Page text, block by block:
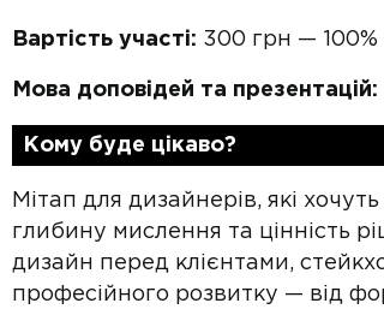
Вартість участі: 300 грн —
Мова доповідей та презентацій:
Кому буде цікаво?
Мітап для дизайнерів, які
глибину мислення та цінність
дизайн перед клієнтами,
професійного розвитку — від